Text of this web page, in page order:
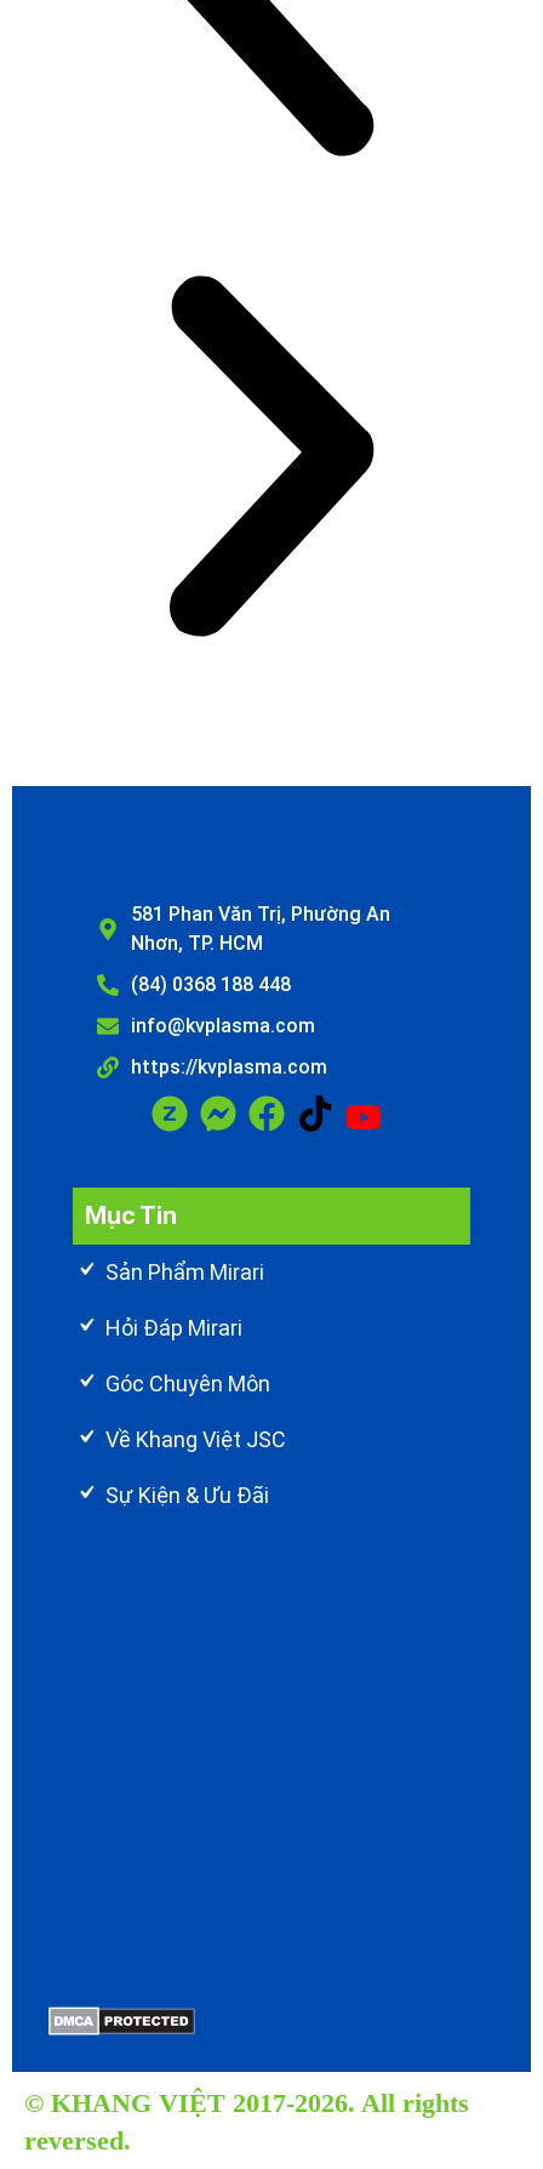
581 Phan Văn Trị, Phường An
Nhơn, TP. HCM
(84) 0368 188 448
info@kvplasma.com
https://kvplasma.com
Mục Tin
Sản Phẩm Mirari
Hỏi Đáp Mirari
Góc Chuyên Môn
Về Khang Việt JSC
Sự Kiện & Ưu Đãi
© KHANG VIỆT 2017-2026. All rights
reversed.